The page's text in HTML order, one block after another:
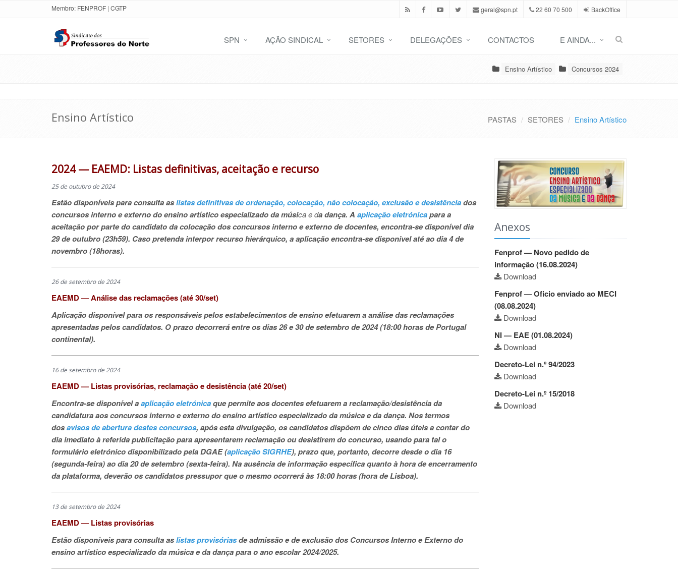
Membro: FENPROF | CGTP geral@spn.pt 22 60 70 500 BackOffice
SPN AÇÃO SINDICAL SETORES DELEGAÇÕES CONTACTOS E AINDA...
Ensino Artístico Concursos 2024
Ensino Artístico PASTAS SETORES Ensino Artístico
2024 — EAEMD: Listas definitivas, aceitação e recurso
25 de outubro de 2024
Estão disponíveis para consulta aslistas definitivas de ordenação, colocação, não colocação, exclusão e desistênciados
concursos interno e externo do ensino artístico especializado da música e da dança. A aplicação eletrónicapara a
aceitação por parte do candidato da colocação dos concursos interno e externo de docentes, encontra-se disponível dia
29 de outubro (23h59). Caso pretenda interpor recurso hierárquico, a aplicação encontra-se disponivel até ao dia 4 de
novembro (18horas).
26 de setembro de 2024
EAEMD — Análise das reclamações (até 30/set)
Aplicação disponível para os responsáveis pelos estabelecimentos de ensino efetuarem a análise das reclamações
apresentadas pelos candidatos. O prazo decorrerá entre os dias 26 e 30 de setembro de 2024 (18:00 horas de Portugal
continental).
16 de setembro de 2024
EAEMD — Listas provisórias, reclamação e desistência (até 20/set)
Encontra-se disponível aaplicação eletrónicaque permite aos docentes efetuarem a reclamação/desistência da
candidatura aos concursos interno e externo do ensino artístico especializado da música e da dança. Nos termos
dosavisos de abertura destes concursos, após esta divulgação, os candidatos dispõem de cinco dias úteis a contar do
dia imediato à referida publicitação para apresentarem reclamação ou desistirem do concurso, usando para tal o
formulário eletrónico disponibilizado pela DGAE (aplicação SIGRHE), prazo que, portanto, decorre desde o dia 16
(segunda-feira) ao dia 20 de setembro (sexta-feira). Na ausência de informação específica quanto à hora de encerramento
da plataforma, deverão os candidatos pressupor que o mesmo ocorrerá às 18:00 horas (hora de Lisboa).
13 de setembro de 2024
EAEMD — Listas provisórias
Estão disponíveis para consulta aslistas provisóriasde admissão e de exclusão dos Concursos Interno e Externo do
ensino artístico especializado da música e da dança para o ano escolar 2024/2025.
Anexos
Fenprof — Novo pedido de
informação (16.08.2024)
Download
Fenprof — Oficio enviado ao MECI
(08.08.2024)
Download
NI — EAE (01.08.2024)
Download
Decreto-Lei n.º 94/2023
Download
Decreto-Lei n.º 15/2018
Download